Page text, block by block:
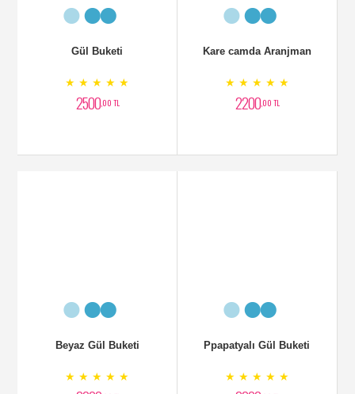
Gül Buketi
★ ★ ★ ★ ★
2500,00 TL
Kare camda Aranjman
★ ★ ★ ★ ★
2200,00 TL
Beyaz Gül Buketi
★ ★ ★ ★ ★
Ppapatyalı Gül Buketi
★ ★ ★ ★ ★